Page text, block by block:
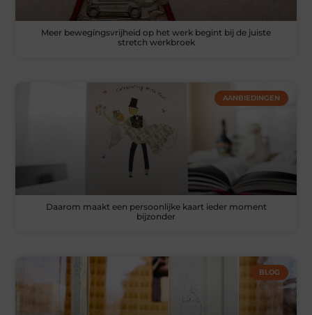
Meer bewegingsvrijheid op het werk begint bij de juiste
stretch werkbroek
AANBIEDINGEN
Daarom maakt een persoonlijke kaart ieder moment
bijzonder
BLOG